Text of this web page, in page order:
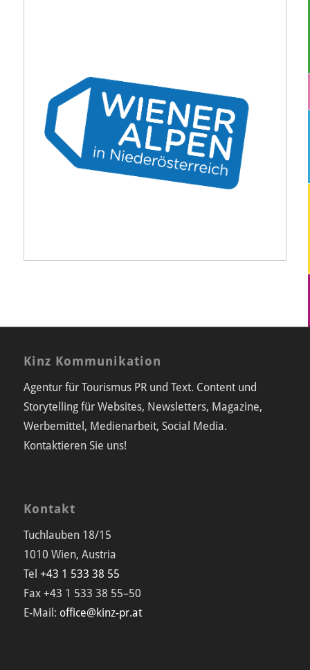
Kinz Kommunikation
Agentur für Tourismus PR und Text. Content und
Storytelling für Websites, Newsletters, Magazine,
Werbemittel, Medienarbeit, Social Media.
Kontaktieren Sie uns!
Kontakt
Tuchlauben 18/15
1010 Wien, Austria
Tel +43 1 533 38 55
Fax +43 1 533 38 55–50
E-Mail: office@kinz-pr.at